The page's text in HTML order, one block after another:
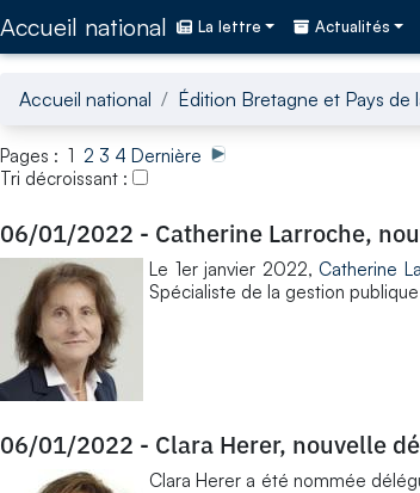
Accueil national La lettre Actualités
Accueil national Édition Bretagne et Pays de
Pages : 1 2 3 4 Dernière
Tri décroissant :
06/01/2022 - Catherine Larroche,
Le 1er janvier 2022, Catherine
Spécialiste de la gestion
06/01/2022 - Clara Herer, nouvelle
Clara Herer a été nommée